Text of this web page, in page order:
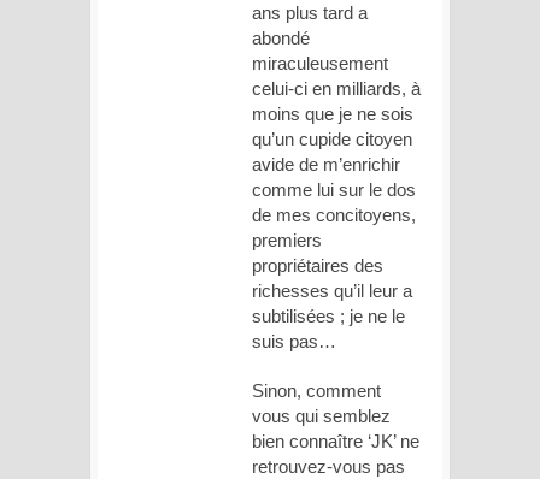
ans plus tard a
abondé
miraculeusement
celui-ci en milliards, à
moins que je ne sois
qu’un cupide citoyen
avide de m’enrichir
comme lui sur le dos
de mes concitoyens,
premiers
propriétaires des
richesses qu’il leur a
subtilisées ; je ne le
suis pas…
Sinon, comment
vous qui semblez
bien connaître ‘JK’ ne
retrouvez-vous pas